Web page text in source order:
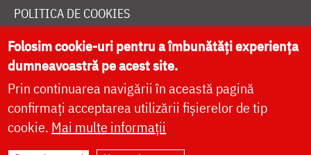
POLITICA DE COOKIES
DONEAZĂ ONLINE PENTRU CATEDRALA NAȚIONALĂ
LIVE
Folosim cookie-uri pentru a îmbunătăți experiența
dumneavoastră pe acest site.
Prin continuarea navigării în această pagină
confirmați acceptarea utilizării fișierelor de tip
cookie. Mai multe informații